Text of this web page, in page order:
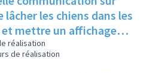
les chiens dans les
et mettre un affichage
municipal à l'entrée de
réalisation
de réalisation